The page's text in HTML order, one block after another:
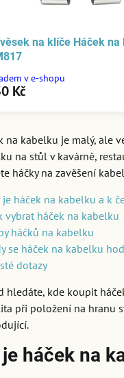
na klíče Háček na
v e-shopu
Kč
na kabelku je malý, ale
na stůl v kavárně,
háčky na zavěšení
je háček na kabelku a k
vybrat háček na kabelku
háčků na kabelku
se háček na kabelku
dotazy
hledáte, kde koupit
při položení na hranu
je háček na